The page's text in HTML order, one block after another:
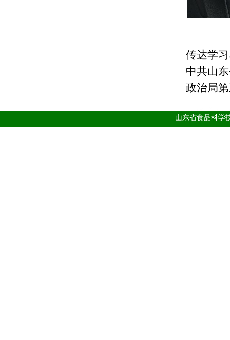
传达学
中共山
政治局
山东省食品科